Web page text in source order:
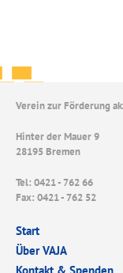
Verein zur Förderung
Hinter der Mauer 9
28195 Bremen
Tel: 0421 - 762 66
Fax: 0421 - 762 52
Start
Über VAJA